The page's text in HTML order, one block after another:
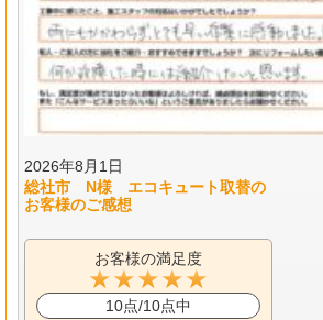
2026年8月1日
総社市 N様 エコキュート取替の
お客様のご感想
お客様の満足度
10点/10点中